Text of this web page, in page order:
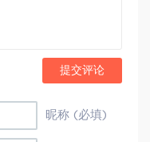
提交评论
昵称 (必填)